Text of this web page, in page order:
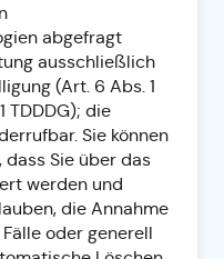
abgefragt
ausschließlich
(Art. 6 Abs. 1
TDDDG); die
Sie können
dass Sie über das
werden und
die Annahme
oder generell